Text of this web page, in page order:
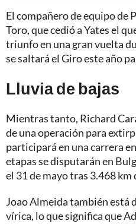
El compañero de equipo de
Toro, que cedió a Yates el
triunfo en una gran vuelta
se saltará el Giro este año
Lluvia de bajas
Mientras tanto, Richard
de una operación para
participará en una carrera
etapas se disputarán en
el 31 de mayo tras 3.468
Joao Almeida también está
vírica, lo que significa que